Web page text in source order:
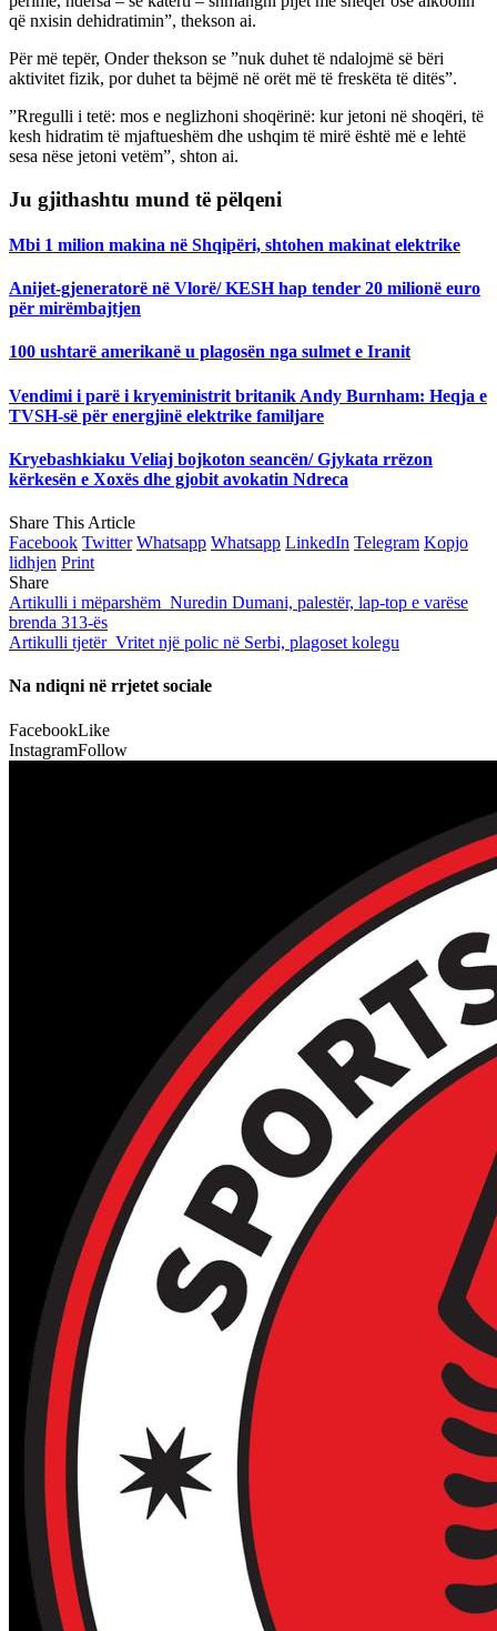
që nxisin dehidratimin”, thekson ai.
Për më tepër, Onder thekson se ”nuk duhet të ndalojmë së bëri
aktivitet fizik, por duhet ta bëjmë në orët më të freskëta të ditës”.
”Rregulli i tetë: mos e neglizhoni shoqërinë: kur jetoni në shoqëri, të
kesh hidratim të mjaftueshëm dhe ushqim të mirë është më e lehtë
sesa nëse jetoni vetëm”, shton ai.
Ju gjithashtu mund të pëlqeni
Mbi 1 milion makina në Shqipëri, shtohen makinat elektrike
Anijet-gjeneratorë në Vlorë/ KESH hap tender 20 milionë euro
për mirëmbajtjen
100 ushtarë amerikanë u plagosën nga sulmet e Iranit
Vendimi i parë i kryeministrit britanik Andy Burnham: Heqja e
TVSH-së për energjinë elektrike familjare
Kryebashkiaku Veliaj bojkoton seancën/ Gjykata rrëzon
kërkesën e Xoxës dhe gjobit avokatin Ndreca
Share This Article
Facebook Twitter Whatsapp Whatsapp LinkedIn Telegram Kopjo
lidhjen Print
Share
Artikulli i mëparshëm Nuredin Dumani, palestër, lap-top e varëse
brenda 313-ës
Artikulli tjetër Vritet një polic në Serbi, plagoset kolegu
Na ndiqni në rrjetet sociale
FacebookLike
InstagramFollow